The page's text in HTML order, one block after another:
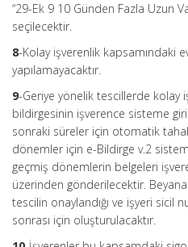
“29-Ek 9 10 Günden Fazla Uzun
seçilecektir.
8-Kolay işverenlik kapsamındaki
yapılamayacaktır.
9-Geriye yönelik tescillerde kolay
bildirgesinin işverence sisteme
sonraki süreler için otomatik
dönemler için e-Bildirge v.2
geçmiş dönemlerin belgeleri
üzerinden gönderilecektir.
tescilin onaylandığı ve işyeri sicil
sonrası için oluşturulacaktır.